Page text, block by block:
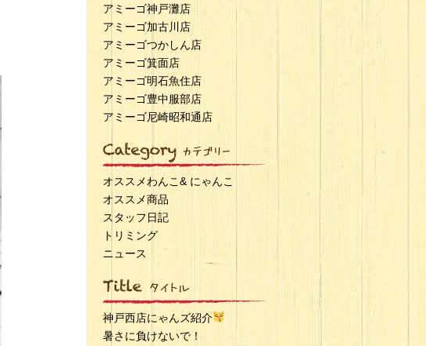
アミーゴ神戸灘店
アミーゴ加古川店
アミーゴつかしん店
アミーゴ箕面店
アミーゴ明石魚住店
アミーゴ豊中服部店
アミーゴ尼崎昭和通店
オススメわんこ& にゃんこ
オススメ商品
スタッフ日記
トリミング
ニュース
神戸西店にゃんズ紹介
暑さに負けないで！